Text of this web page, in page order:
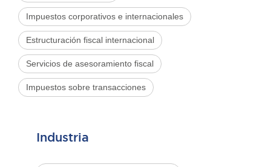
Impuestos corporativos e internacionales
Estructuración fiscal internacional
Servicios de asesoramiento fiscal
Impuestos sobre transacciones
Industria